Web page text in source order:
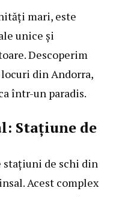
mari, este
unice și
Descoperim
din Andorra,
într-un paradis.
Stațiune de
stațiuni de schi din
Acest complex